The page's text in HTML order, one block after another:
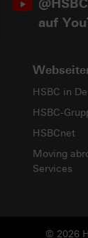
auf
HSBC in
HSBC-
HSBCnet
Moving
Services
© 2026